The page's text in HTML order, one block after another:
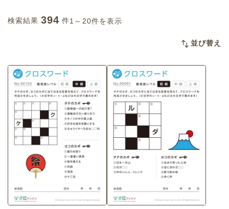
検索結果 394 件1～20件を表示
並び替え